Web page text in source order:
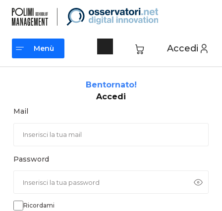
contenuto
Accedi
Menù
Bentornato!
Accedi
Mail
Password
Ricordami